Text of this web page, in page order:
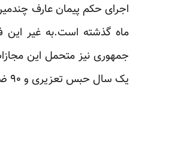
اجرای حکم پیمان عارف
ماه گذشته است.به غیر
جمهوری نیز متحمل این
یک سال حبس تعزیری و ۹۰ ضربه شلاق محکوم شده است.